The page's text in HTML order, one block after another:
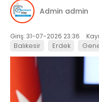
Admin admin
Giriş: 31-07-2026 23:36
Balıkesir Erdek